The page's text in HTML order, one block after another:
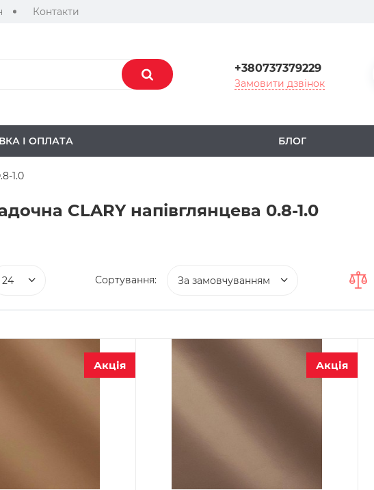
Контакти
+380737379229
Замовити дзвінок
І ОПЛАТА БЛОГ
1.0
CLARY напівглянцева 0.8-1.0
24 Сортування: За замовчуванням
Акція Акція